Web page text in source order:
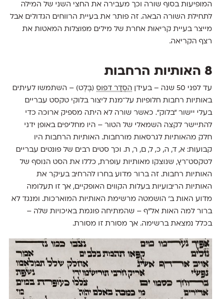
המופיעות בסוף שורה וכך מעבירה את החצי השני של המילה
לתחילת השורה הבאה. זה פותר את בעיית הרווחים הגדולים אבל
מייצר בעיית קריאוּת אחרת של מילים מפוצלות המאטות את
רצף הקריאה.
8 האותיות הרחבות
עד לפני 50 שנה – בעידן הסְדָר דפוס (בֶּלֶט) – השתמשו לעיתים
באותיות רחבות חלופיות על־מנת ליצור בלוקי טקסט עבריים
בעלי יישור ״בלוק״. כאשר שורה לא היתה מספיק ארוכה כדי
להתיישר לקצה השמאלי של הטור – היו מחליפים באופן ידני
חלק מהאותיות לגרסאות מורחבות. האותיות הרחבות היו
קבועות: א, ד, ה, כ, ל, ם, ר, ת. וכך סטים רבים של פונטים עבריים
לטקסט־רץ, שנוצקו מאותיות עופרת, כללו את הסט הנוסף של
האותיות רחבות. זה ברור מדוע בחרו להרחיב בעיקר את
האותיות הריבועיות בעלות הקווים האופקיים, אך זו תעלומה
מדוע האות ב׳ הושמטה מרשימת האותיות המוארכות. ומנגד לא
ברור למה האות אל״ף – שהמתיחה פוגמת באיכויות שלה –
בכלל נמצאת ברשימה. אך מסורת זו מסורת.